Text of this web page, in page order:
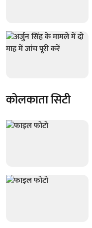
कोलकाता सिटी